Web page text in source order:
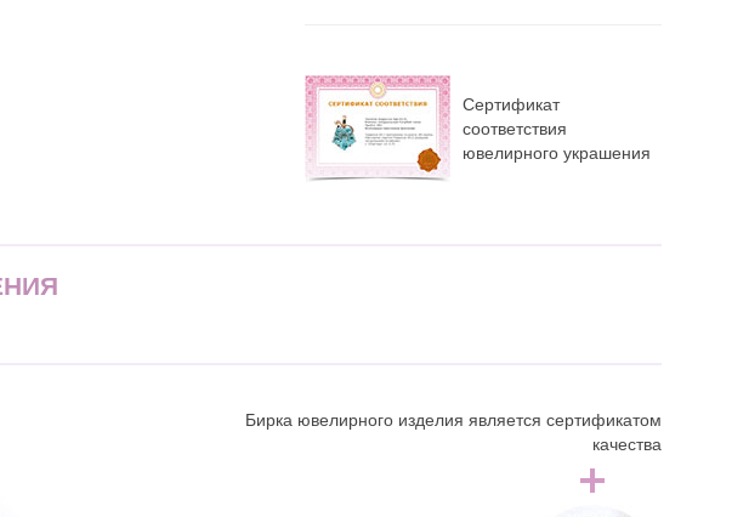
Сертификат
соответствия
ювелирного украшения
Бирка ювелирного изделия является сертификатом
качества